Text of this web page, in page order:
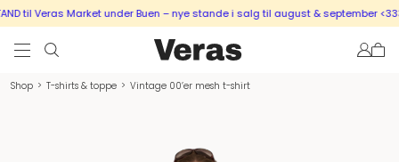
til Veras Market under Buen – nye stande i salg til august & september <333
Shop > T-shirts & toppe > Vintage 00’er mesh t-shirt